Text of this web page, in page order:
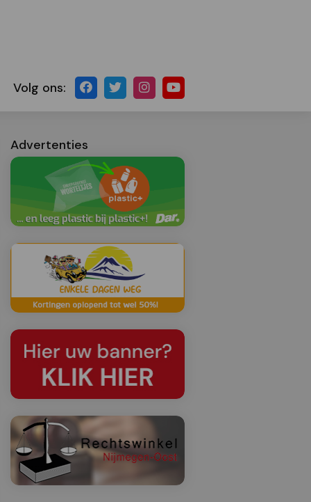
Volg ons:
Advertenties